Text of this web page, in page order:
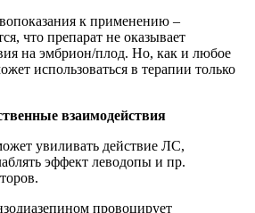
к применению –
что препарат не оказывает
на эмбрион/плод. Но, как и любое
использоваться в терапии только
взаимодействия
увиливать действие ЛС,
эффект леводопы и пр.
провоцирует